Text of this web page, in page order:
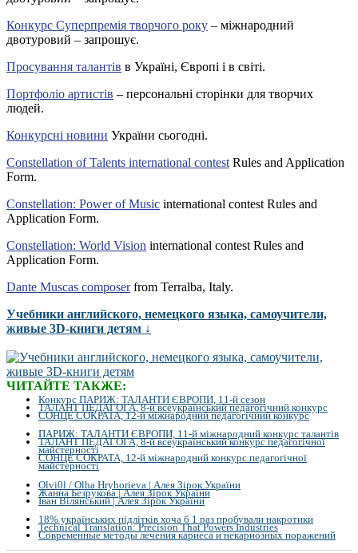
Конкурс Суперпремія творчого року – міжнародний
двотуровий – запрошує.
Просування талантів в Україні, Європі і в світі.
Портфоліо артистів – персональні сторінки для творчих
людей.
Конкурсні новини України сьогодні.
Constellation of Talents international contest Rules and Application
Form.
Constellation: Power of Music international contest Rules and
Application Form.
Constellation: World Vision international contest Rules and
Application Form.
Dante Muscas composerfrom Terralba, Italy.
Учебники английского, немецкого языка, самоучители,
живые 3D-книги детям ↓
ЧИТАЙТЕ ТАКЖЕ:
Конкурс ПАРИЖ: ТАЛАНТИ ЄВРОПИ, 11-й сезон
ТАЛАНТ ПЕДАГОГА, 8-й всеукраїнський педагогічний конкурс
СОНЦЕ СОКРАТА, 12-й міжнародний педагогічний конкурс
ПАРИЖ: ТАЛАНТИ ЄВРОПИ, 11-й міжнародний конкурс талантів
ТАЛАНТ ПЕДАГОГА, 8-й всеукраїнський конкурс педагогічної
майстерності
СОНЦЕ СОКРАТА, 12-й міжнародний конкурс педагогічної
майстерності
Olvi0l / Olha Hryhorieva | Алея Зірок України
Жанна Безрукова | Алея Зірок України
Іван Вілянський | Алея Зірок України
18% українських підлітків хоча б 1 раз пробували накротики
Technical Translation: Precision That Powers Industries
Современные методы лечения кариеса и некариозных поражений